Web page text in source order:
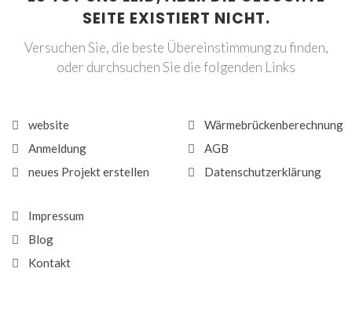
SEITE EXISTIERT NICHT.
Versuchen Sie, die beste Übereinstimmung zu finden,
oder durchsuchen Sie die folgenden Links
website
Anmeldung
neues Projekt erstellen
Wärmebrückenberechnung
AGB
Datenschutzerklärung
Impressum
Blog
Kontakt